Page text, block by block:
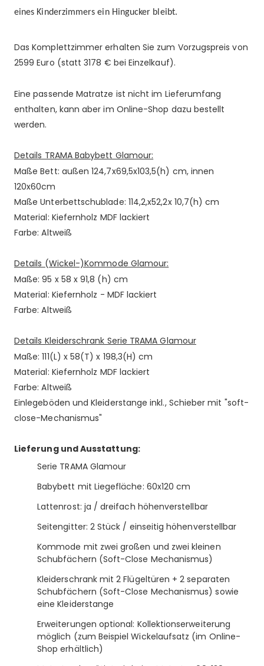
eines Kinderzimmers ein Hingucker bleibt.
Das Komplettzimmer erhalten Sie zum Vorzugspreis von
2599 Euro (statt 3178 € bei Einzelkauf).
Eine passende Matratze ist nicht im Lieferumfang
enthalten, kann aber im Online-Shop dazu bestellt
werden.
Details TRAMA Babybett Glamour:
Maße Bett: außen 124,7x69,5x103,5(h) cm, innen
120x60cm
Maße Unterbettschublade: 114,2,x52,2x 10,7(h) cm
Material: Kiefernholz MDF lackiert
Farbe: Altweiß
Details (Wickel-)Kommode Glamour:
Maße: 95 x 58 x 91,8 (h) cm
Material: Kiefernholz - MDF lackiert
Farbe: Altweiß
Details Kleiderschrank Serie TRAMA Glamour
Maße: 111(L) x 58(T) x 198,3(H) cm
Material: Kiefernholz MDF lackiert
Farbe: Altweiß
Einlegeböden und Kleiderstange inkl., Schieber mit "soft-
close-Mechanismus"
Lieferung und Ausstattung:
Serie TRAMA Glamour
Babybett mit Liegefläche: 60x120 cm
Lattenrost: ja / dreifach höhenverstellbar
Seitengitter: 2 Stück / einseitig höhenverstellbar
Kommode mit zwei großen und zwei kleinen
Schubfächern (Soft-Close Mechanismus)
Kleiderschrank mit 2 Flügeltüren + 2 separaten
Schubfächern (Soft-Close Mechanismus) sowie
eine Kleiderstange
Erweiterungen optional: Kollektionserweiterung
möglich (zum Beispiel Wickelaufsatz (im Online-
Shop erhältlich)